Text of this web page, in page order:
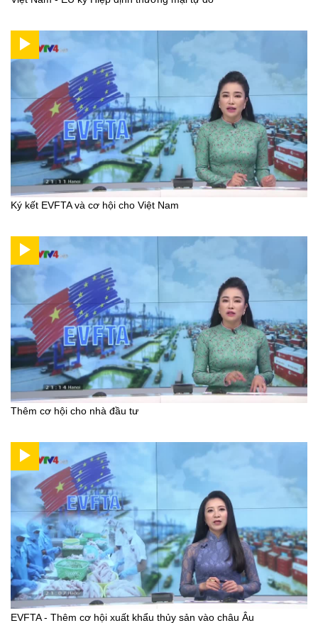
Ký kết EVFTA và cơ hội cho Việt Nam
Thêm cơ hội cho nhà đầu tư
EVFTA - Thêm cơ hội xuất khẩu thủy sản vào châu Âu